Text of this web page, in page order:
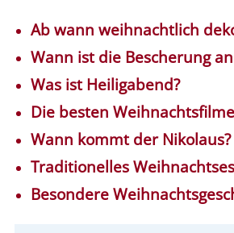
Ab wann weihnachtlich
Wann ist die Bescherung
Was ist Heiligabend?
Die besten
Wann kommt der Nikolaus?
Traditionelles
Besondere